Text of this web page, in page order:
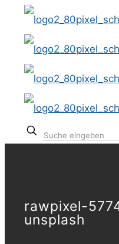
rawpixel-
unsplash